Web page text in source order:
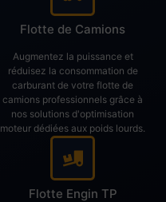
Flotte de Camions
Augmentez la puissance et
réduisez la consommation de
carburant de votre flotte de
camions professionnels grâce à
nos solutions d'optimisation
moteur dédiées aux poids lourds.
Flotte Engin TP